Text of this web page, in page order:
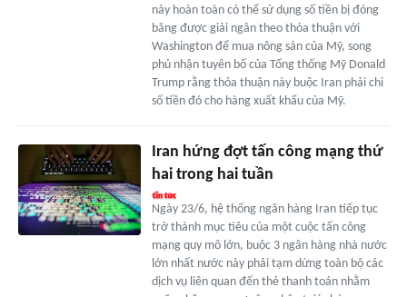
này hoàn toàn có thể sử dụng số tiền bị đóng
băng được giải ngân theo thỏa thuận với
Washington để mua nông sản của Mỹ, song
phủ nhận tuyên bố của Tổng thống Mỹ Donald
Trump rằng thỏa thuận này buộc Iran phải chi
số tiền đó cho hàng xuất khẩu của Mỹ.
Iran hứng đợt tấn công mạng thứ
hai trong hai tuần
Ngày 23/6, hệ thống ngân hàng Iran tiếp tục
trở thành mục tiêu của một cuộc tấn công
mạng quy mô lớn, buộc 3 ngân hàng nhà nước
lớn nhất nước này phải tạm dừng toàn bộ các
dịch vụ liên quan đến thẻ thanh toán nhằm